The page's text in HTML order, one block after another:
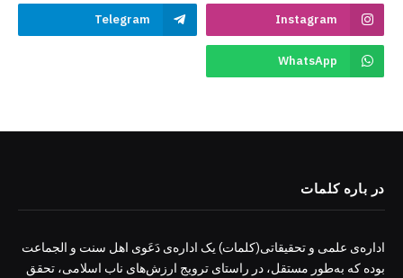
Instagram
Telegram
WhatsApp
در باره کلمات
اداره‌ی علمی و تحقیقاتی(کلمات) یک اداره‌ی دَعَوی اهل سنت و الجماعت
بوده که به‌طور مستقل، در راستای ترویج ارزش‌های ناب اسلامی، تحقق